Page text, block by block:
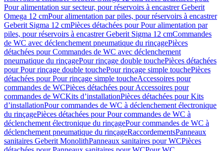
Pour alimentation sur secteur, pour réservoirs à encastrer Geberit
Omega 12 cmPour alimentation par piles, pour réservoirs à encastrer
Geberit Sigma 12 cmPièces détachées pour Pour alimentation par
piles, pour réservoirs à encastrer Geberit Sigma 12 cmCommandes
de WC avec déclenchement pneumatique du rinçagePièces
détachées pour Commandes de WC avec déclenchement
pneumatique du rinçagePour rinçage double touchePièces détachées
pour Pour rinçage double touchePour rinçage simple touchePièces
détachées pour Pour rinçage simple toucheAccessoires pour
commandes de WCPièces détachées pour Accessoires pour
commandes de WCKits d’installationPièces détachées pour Kits
d’installationPour commandes de WC à déclenchement électronique
du rinçagePièces détachées pour Pour commandes de WC à
déclenchement électronique du rinçagePour commandes de WC à
déclenchement pneumatique du rinçageRaccordementsPanneaux
sanitaires Geberit MonolithPanneaux sanitaires pour WCPièces